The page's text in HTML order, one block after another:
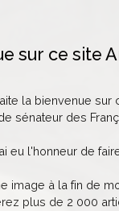
sur ce site
la bienvenue sur
sénateur des
eu l'honneur de
image à la fin de
plus de 2 000